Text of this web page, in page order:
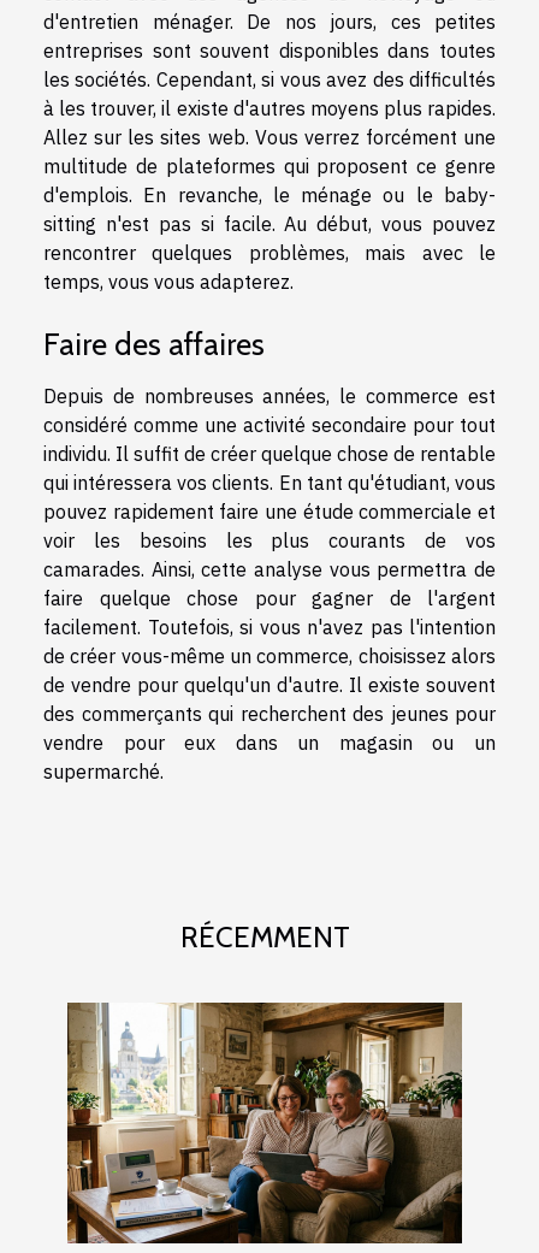
d'entretien ménager. De nos jours, ces petites
entreprises sont souvent disponibles dans toutes
les sociétés. Cependant, si vous avez des difficultés
à les trouver, il existe d'autres moyens plus rapides.
Allez sur les sites web. Vous verrez forcément une
multitude de plateformes qui proposent ce genre
d'emplois. En revanche, le ménage ou le baby-
sitting n'est pas si facile. Au début, vous pouvez
rencontrer quelques problèmes, mais avec le
temps, vous vous adapterez.
Faire des affaires
Depuis de nombreuses années, le commerce est
considéré comme une activité secondaire pour tout
individu. Il suffit de créer quelque chose de rentable
qui intéressera vos clients. En tant qu'étudiant, vous
pouvez rapidement faire une étude commerciale et
voir les besoins les plus courants de vos
camarades. Ainsi, cette analyse vous permettra de
faire quelque chose pour gagner de l'argent
facilement. Toutefois, si vous n'avez pas l'intention
de créer vous-même un commerce, choisissez alors
de vendre pour quelqu'un d'autre. Il existe souvent
des commerçants qui recherchent des jeunes pour
vendre pour eux dans un magasin ou un
supermarché.
RÉCEMMENT